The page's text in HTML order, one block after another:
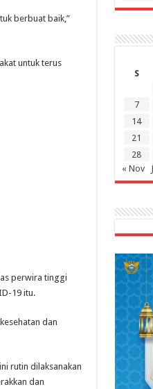
berbuat baik,”
untuk terus
perwira tinggi
19 itu.
dan
rutin dilaksanakan
dan
S
7
14
21
28
« Nov